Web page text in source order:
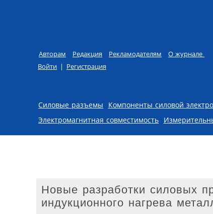
Авторам Редакция Рекламодателям
О журнале
Войти | Регистрация
Skip to content
Силовые разъемы Компоненты силовой
Электромагнитная совместимость
Новые разработки силовых
индукционного нагрева